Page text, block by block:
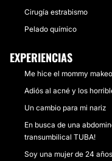
Cirugía estrabismo
Pelado químico
EXPERIENCIAS
Me hice el mommy
Adiós al acné y los
Un cambio para mi nariz
En busca de una
transumbilical TUBA!
Soy una mujer de 24